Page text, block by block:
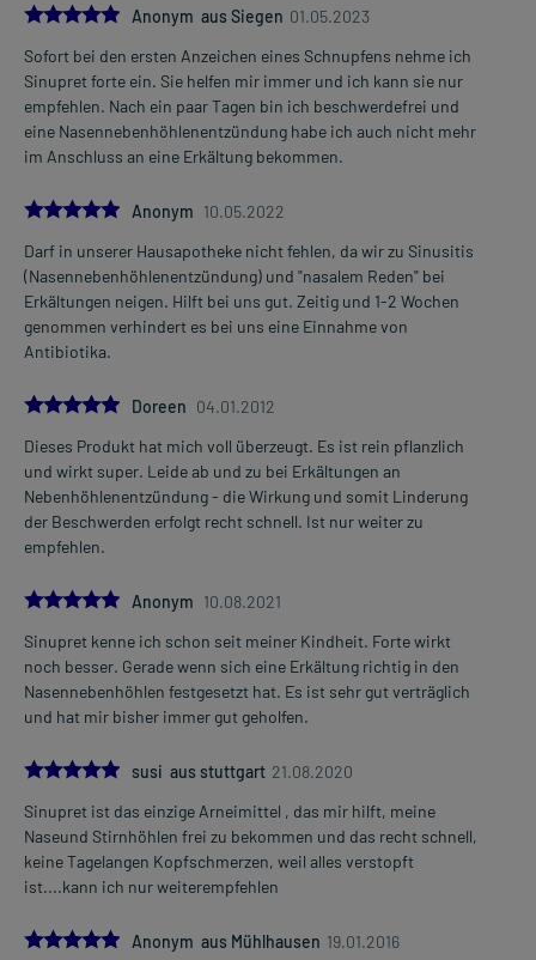
5.0Anonym aus Siegen 01.05.2023
Sofort bei den ersten Anzeichen eines Schnupfens nehme ich
Sinupret forte ein. Sie helfen mir immer und ich kann sie nur
empfehlen. Nach ein paar Tagen bin ich beschwerdefrei und
eine Nasennebenhöhlenentzündung habe ich auch nicht mehr
im Anschluss an eine Erkältung bekommen.
5.0Anonym 10.05.2022
Darf in unserer Hausapotheke nicht fehlen, da wir zu Sinusitis
(Nasennebenhöhlenentzündung) und "nasalem Reden" bei
Erkältungen neigen. Hilft bei uns gut. Zeitig und 1-2 Wochen
genommen verhindert es bei uns eine Einnahme von
Antibiotika.
5.0
Doreen 04.01.2012
Dieses Produkt hat mich voll überzeugt. Es ist rein pflanzlich
und wirkt super. Leide ab und zu bei Erkältungen an
Nebenhöhlenentzündung - die Wirkung und somit Linderung
der Beschwerden erfolgt recht schnell. Ist nur weiter zu
empfehlen.
5.0Anonym 10.08.2021
Sinupret kenne ich schon seit meiner Kindheit. Forte wirkt
noch besser. Gerade wenn sich eine Erkältung richtig in den
Nasennebenhöhlen festgesetzt hat. Es ist sehr gut verträglich
und hat mir bisher immer gut geholfen.
5.0
susi aus stuttgart 21.08.2020
Sinupret ist das einzige Arneimittel , das mir hilft, meine
Naseund Stirnhöhlen frei zu bekommen und das recht schnell,
keine Tagelangen Kopfschmerzen, weil alles verstopft
ist....kann ich nur weiterempfehlen
5.0Anonym aus Mühlhausen 19.01.2016